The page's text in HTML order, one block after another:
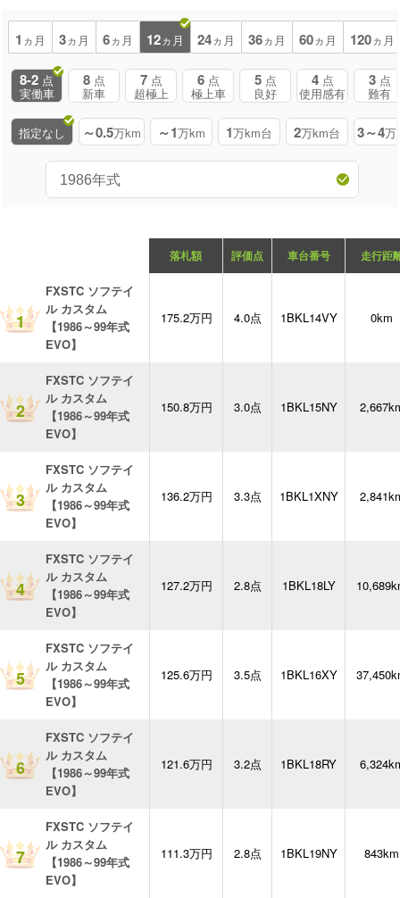
1 ヵ月 3ヵ月 6ヵ月 12ヵ月 24ヵ月 36ヵ月 60ヵ月 120ヵ月
8-2 点
実働車
8 点
新車
7 点
超極上
6 点
極上車
5 点
良好
4 点
使用感有
3 点
難有
指定なし ～0.5万km ～1万km 1万km台 2万km台 3～4万
落札額 評価点 車台番号 走行距
1
FXSTC ソフテイ
ル カスタム
【1986～99年式
EVO】
175.2万円 4.0点 1BKL14VY 0km
2
FXSTC ソフテイ
ル カスタム
【1986～99年式
EVO】
150.8万円 3.0点 1BKL15NY
3
FXSTC ソフテイ
ル カスタム
【1986～99年式
EVO】
136.2万円 3.3点 1BKL1XNY
4
FXSTC ソフテイ
ル カスタム
【1986～99年式
EVO】
127.2万円 2.8点 1BKL18LY
5
FXSTC ソフテイ
ル カスタム
【1986～99年式
EVO】
125.6万円 3.5点 1BKL16XY
6
FXSTC ソフテイ
ル カスタム
【1986～99年式
EVO】
121.6万円 3.2点 1BKL18RY
7
FXSTC ソフテイ
ル カスタム
【1986～99年式
EVO】
111.3万円 2.8点 1BKL19NY 843km